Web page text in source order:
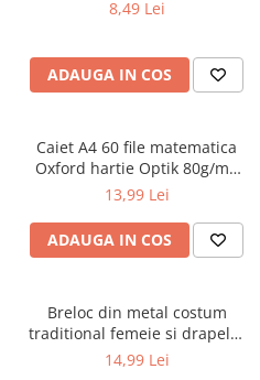
8,49 Lei
ADAUGA IN COS
Caiet A4 60 file matematica
Oxford hartie Optik 80g/mp
motiv Touch Pastel
13,99 Lei
ADAUGA IN COS
Breloc din metal costum
traditional femeie si drapelul
Romaniei 9 cm
14,99 Lei